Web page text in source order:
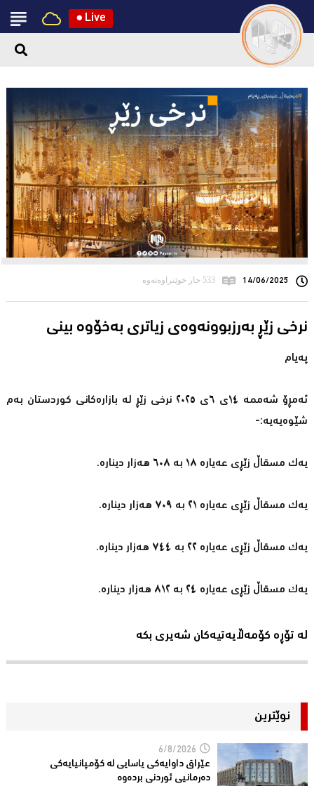
● Live
14/06/2025 533 جار خوێنراوەتەوە
نرخی زێڕ بەرزبوونەوەى زیاترى بەخۆوە بینى
پەیام
ئەمڕۆ شەممە ١٤ى ٦ى ٢٠٢٥ نرخی زێڕ لە بازارەکانی کوردستان بەم
شێوەیەیە:-
یەک مسقاڵ زێڕی عەیارە ١٨ بە ٦٠٨ هەزار دینارە.
یەک مسقاڵ زێڕی عەیارە ٢١ بە ٧٠٩ هەزار دینارە.
یەک مسقاڵ زێڕی عەیارە ٢٢ بە ٧٤٤ هەزار دینارە.
یەک مسقاڵ زێڕی عەیارە ٢٤ بە ٨١٢ هەزار دینارە.
لە تۆڕە کۆمەڵایەتیەکان شەیری بکە
نوێترین
6/8/2026
عێراق داوایەکی یاسایی لە کۆمپانیایه‌كی
دەرمانیى ئوردنی بردەوە